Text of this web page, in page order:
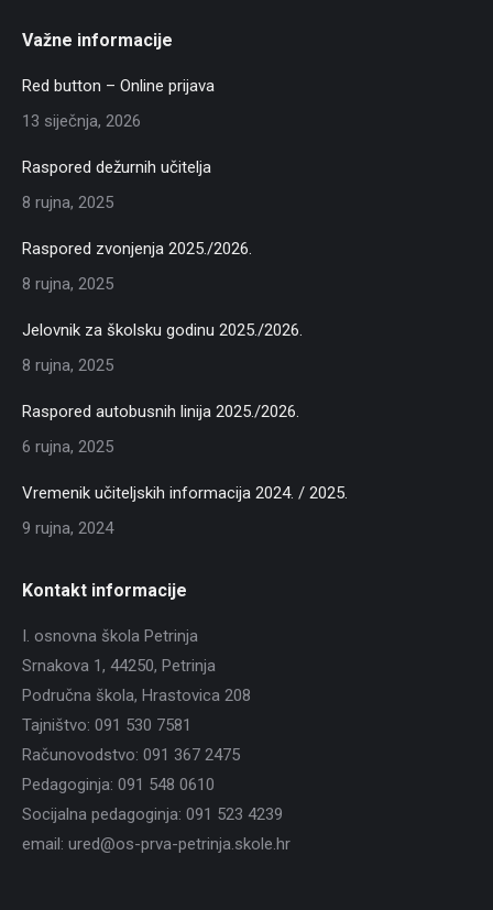
Važne informacije
Red button – Online prijava
13 siječnja, 2026
Raspored dežurnih učitelja
8 rujna, 2025
Raspored zvonjenja 2025./2026.
8 rujna, 2025
Jelovnik za školsku godinu 2025./2026.
8 rujna, 2025
Raspored autobusnih linija 2025./2026.
6 rujna, 2025
Vremenik učiteljskih informacija 2024. / 2025.
9 rujna, 2024
Kontakt informacije
I. osnovna škola Petrinja
Srnakova 1, 44250, Petrinja
Područna škola, Hrastovica 208
Tajništvo: 091 530 7581
Računovodstvo: 091 367 2475
Pedagoginja: 091 548 0610
Socijalna pedagoginja: 091 523 4239
email: ured@os-prva-petrinja.skole.hr